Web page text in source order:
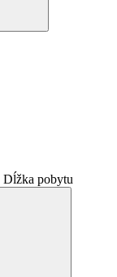
Dĺžka pobytu